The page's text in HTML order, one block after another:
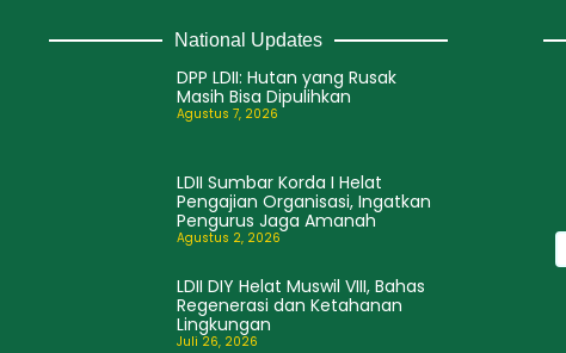
National Updates
DPP LDII: Hutan yang Rusak
Masih Bisa Dipulihkan
Agustus 7, 2026
LDII Sumbar Korda I Helat
Pengajian Organisasi, Ingatkan
Pengurus Jaga Amanah
Agustus 2, 2026
LDII DIY Helat Muswil VIII, Bahas
Regenerasi dan Ketahanan
Lingkungan
Juli 26, 2026